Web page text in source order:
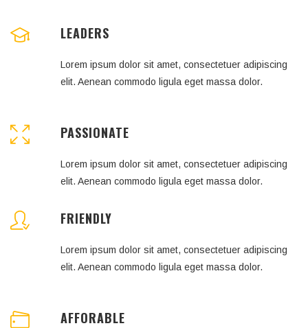
LEADERS
Lorem ipsum dolor sit amet, consectetuer adipiscing
elit. Aenean commodo ligula eget massa dolor.
PASSIONATE
Lorem ipsum dolor sit amet, consectetuer adipiscing
elit. Aenean commodo ligula eget massa dolor.
FRIENDLY
Lorem ipsum dolor sit amet, consectetuer adipiscing
elit. Aenean commodo ligula eget massa dolor.
AFFORABLE